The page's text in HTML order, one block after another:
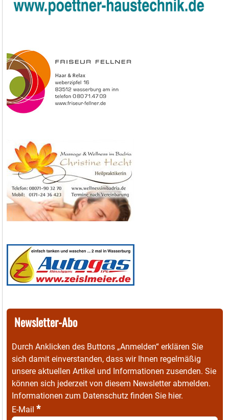
Newsletter-Abo
Durch Anklicken des Buttons „Anmelden“ erklären Sie
sich damit einverstanden, dass wir Ihnen regelmäßig
unsere aktuellen Artikel und Informationen zusenden. Sie
können sich jederzeit von diesem Newsletter abmelden.
Informationen zum Datenschutz finden Sie hier.
E-Mail *